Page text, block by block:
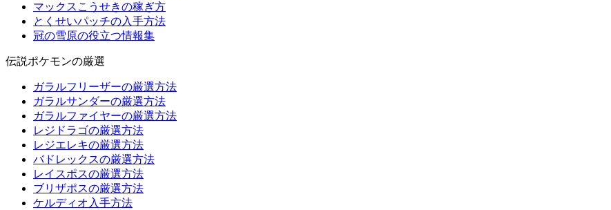
マックスこうせきの稼ぎ方
とくせいパッチの入手方法
冠の雪原の役立つ情報集
伝説ポケモンの厳選
ガラルフリーザーの厳選方法
ガラルサンダーの厳選方法
ガラルファイヤーの厳選方法
レジドラゴの厳選方法
レジエレキの厳選方法
バドレックスの厳選方法
レイスポスの厳選方法
ブリザポスの厳選方法
ケルディオ入手方法